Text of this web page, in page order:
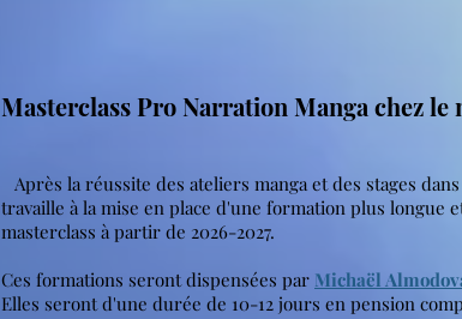
Masterclass Pro Narration Manga chez le
Après la réussite des ateliers manga et des stages
travaille à la mise en place d'une formation plus longue
masterclass à partir de 2026-2027.
Ces formations seront dispensées par Michaël
Elles seront d'une durée de 10-12 jours en pension